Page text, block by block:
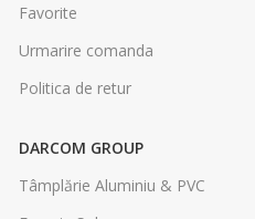
Favorite
Urmarire comanda
Politica de retur
DARCOM GROUP
Tâmplărie Aluminiu & PVC